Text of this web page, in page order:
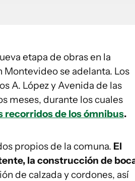
etapa de obras en la
Montevideo se adelanta. Los
A. López y Avenida de las
meses, durante los cuales
recorridos de los ómnibus.
propios de la comuna. El
la construcción de
de calzada y cordones, así